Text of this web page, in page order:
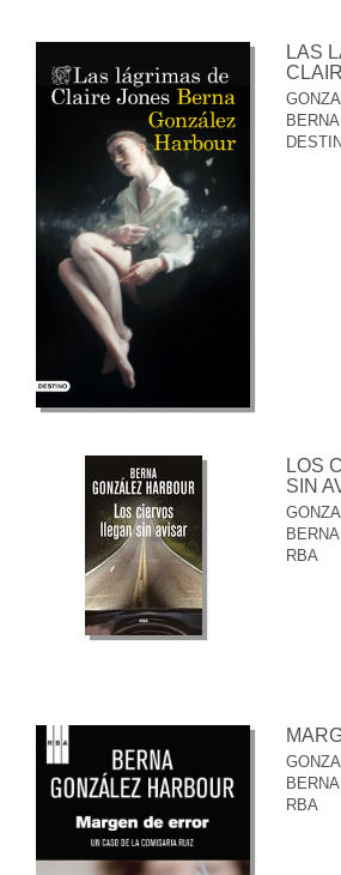
LAS
BERNA
LOS
SIN
BERNA
RBA
BERNA
RBA